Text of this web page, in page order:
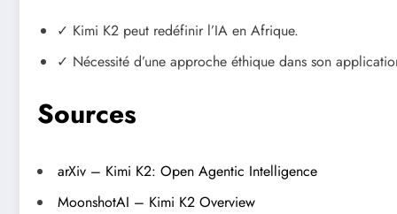
✓ Kimi K2 peut redéfinir l’IA en Afrique.
✓ Nécessité d’une approche éthique dans son
Sources
arXiv – Kimi K2: Open Agentic Intelligence
MoonshotAI – Kimi K2 Overview